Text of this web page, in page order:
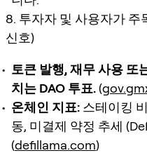
8. 투자자 및 사용자가 주
신호)
토큰 발행, 재무 사용 또
치는 DAO 투표.(
온체인 지표: 스테이킹
동, 미결제 약정 추세
(defillama.com)